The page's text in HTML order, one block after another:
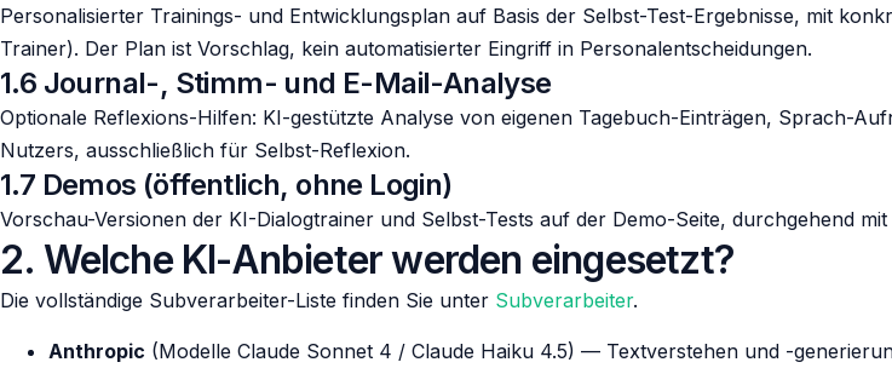
Personalisierter Trainings- und Entwicklungsplan auf Basis der Selbst-Test-Ergebnisse, mit
Trainer). Der Plan ist Vorschlag, kein automatisierter Eingriff in Personalentscheidungen.
1.6 Journal-, Stimm- und E-Mail-Analyse
Optionale Reflexions-Hilfen: KI-gestützte Analyse von eigenen Tagebuch-Einträgen, Sprach-
Nutzers, ausschließlich für Selbst-Reflexion.
1.7 Demos (öffentlich, ohne Login)
Vorschau-Versionen der KI-Dialogtrainer und Selbst-Tests auf der Demo-Seite, durchgehend
2. Welche KI-Anbieter werden eingesetzt?
Die vollständige Subverarbeiter-Liste finden Sie unter Subverarbeiter.
Anthropic (Modelle Claude Sonnet 4 / Claude Haiku 4.5) — Textverstehen und -